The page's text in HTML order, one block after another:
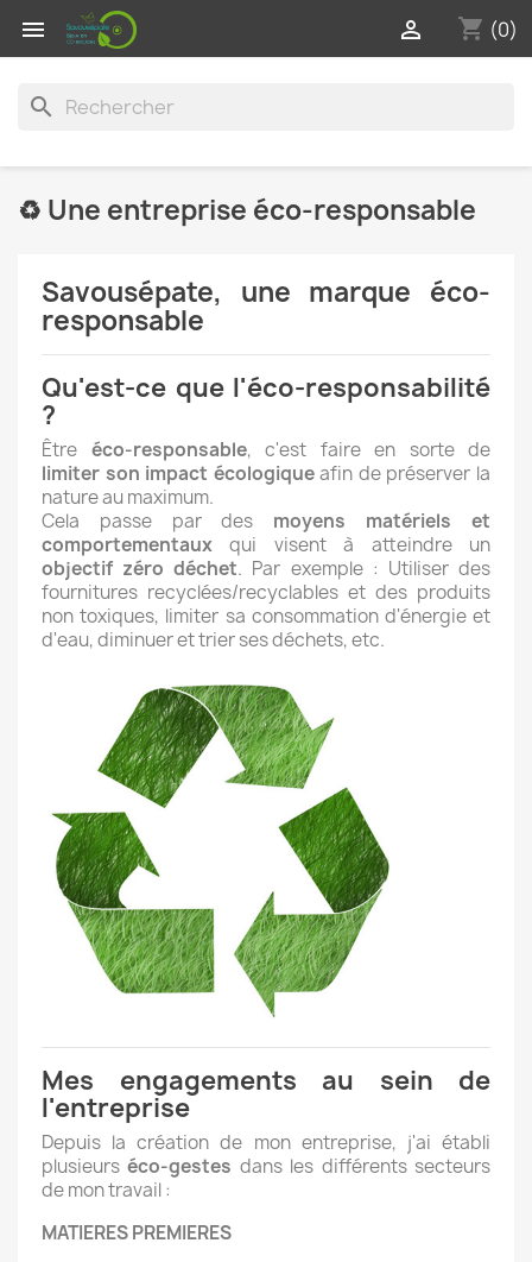
 shopping_cart (0)

search
♻ Une entreprise éco-responsable
Savousépate, une marque éco-
responsable
Qu'est-ce que l'éco-responsabilité
?
Être éco-responsable, c'est faire en sorte de
limiter son impact écologiqueafin de préserver la
nature au maximum.
Cela passe par des moyens matériels et
comportementaux qui visent à atteindre un
objectif zéro déchet. Par exemple : Utiliser des
fournitures recyclées/recyclables et des produits
non toxiques, limiter sa consommation d'énergie et
d'eau, diminuer et trier ses déchets, etc.
Mes engagements au sein de
l'entreprise
Depuis la création de mon entreprise, j'ai établi
plusieurséco-gestes dans les différents secteurs
de mon travail :
MATIERES PREMIERES